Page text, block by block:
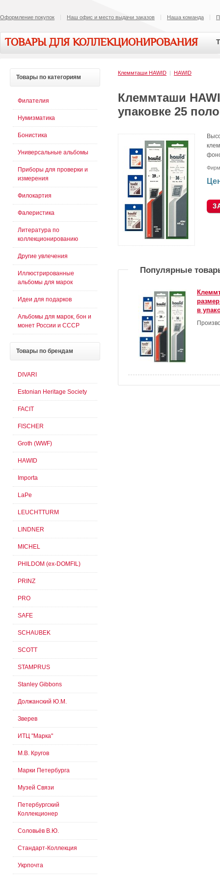
Оформление покупок Наш офис и место выдачи заказов Наша команда
ТОВАРЫ ДЛЯ КОЛЛЕКЦИОНИРОВАНИЯ
Клеммташи HAWID | HAWID
Клеммташи
упаковке 25
Популярные
в
Товары по категориям
Филателия
Нумизматика
Бонистика
Универсальные альбомы
Приборы для проверки и
измерения
Филокартия
Фалеристика
Литература по
коллекционированию
Другие увлечения
Иллюстрированные
альбомы для марок
Идеи для подарков
Альбомы для марок, бон и
монет России и СССР
Товары по брендам
DIVARI
Estonian Heritage Society
FACIT
FISCHER
Groth (WWF)
HAWID
Importa
LaPe
LEUCHTTURM
LINDNER
MICHEL
PHILDOM (ex-DOMFIL)
PRINZ
PRO
SAFE
SCHAUBEK
SCOTT
STAMPRUS
Stanley Gibbons
Должанский Ю.М.
Зверев
ИТЦ "Марка"
М.В. Кругов
Марки Петербурга
Музей Связи
Петербургский
Коллекционер
Соловьёв В.Ю.
Стандарт-Коллекция
Укрпочта